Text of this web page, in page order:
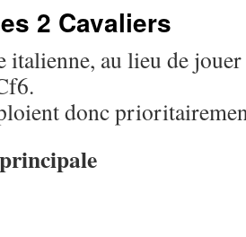
2 Cavaliers
italienne, au lieu de
donc